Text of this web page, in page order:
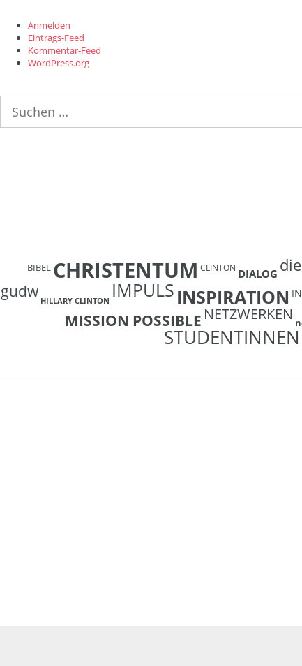
Anmelden
Eintrags-Feed
Kommentar-Feed
WordPress.org
nach:
BIBEL CHRISTENTUM CLINTON DIALOG
gudw HILLARY CLINTON IMPULSINSPIRATION
MISSION POSSIBLE NETZWERKEN
STUDENTINNEN